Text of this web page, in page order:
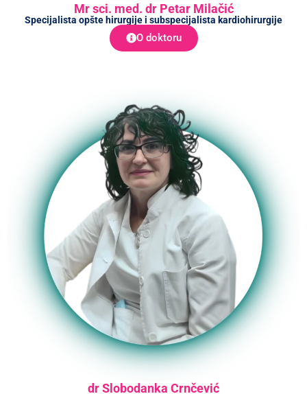
Mr sci. med. dr Petar Milačić
Specijalista opšte hirurgije i subspecijalista kardiohirurgije
O doktoru
dr Slobodanka Crnčević